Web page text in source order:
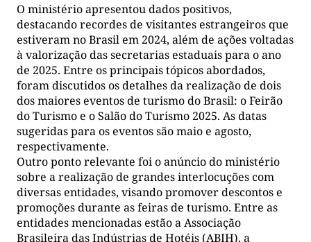
O ministério apresentou dados positivos,
destacando recordes de visitantes estrangeiros que
estiveram no Brasil em 2024, além de ações voltadas
à valorização das secretarias estaduais para o ano
de 2025. Entre os principais tópicos abordados,
foram discutidos os detalhes da realização de dois
dos maiores eventos de turismo do Brasil: o Feirão
do Turismo e o Salão do Turismo 2025. As datas
sugeridas para os eventos são maio e agosto,
respectivamente.
Outro ponto relevante foi o anúncio do ministério
sobre a realização de grandes interlocuções com
diversas entidades, visando promover descontos e
promoções durante as feiras de turismo. Entre as
entidades mencionadas estão a Associação
Brasileira das Indústrias de Hotéis (ABIH), a